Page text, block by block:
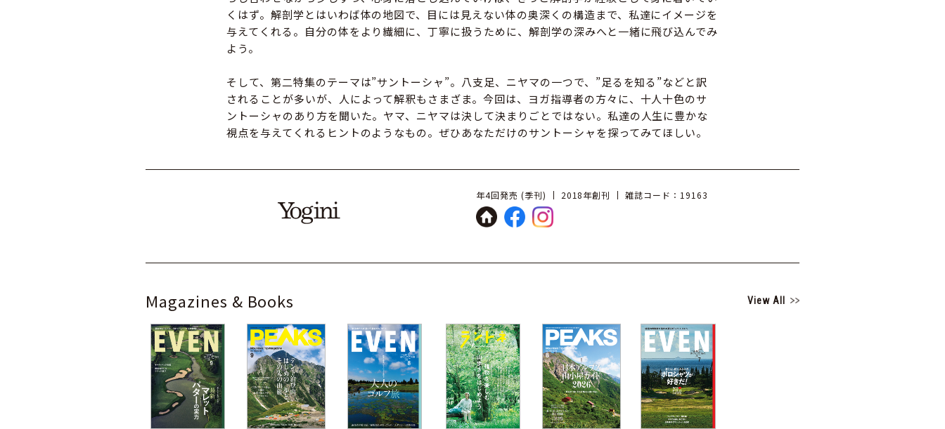
くはず。解剖学とはいわば体の地図で、目には見えない体の奥深くの構造まで、私達にイメージを
与えてくれる。自分の体をより繊細に、丁寧に扱うために、解剖学の深みへと一緒に飛び込んでみ
よう。
そして、第二特集のテーマは”サントーシャ”。八支足、ニヤマの一つで、”足るを知る”などと訳
されることが多いが、人によって解釈もさまざま。今回は、ヨガ指導者の方々に、十人十色のサ
ントーシャのあり方を聞いた。ヤマ、ニヤマは決して決まりごとではない。私達の人生に豊かな
視点を与えてくれるヒントのようなもの。ぜひあなただけのサントーシャを探ってみてほしい。
年4回発売 (季刊) 2018年創刊 雑誌コード：19163
Magazines & Books View All